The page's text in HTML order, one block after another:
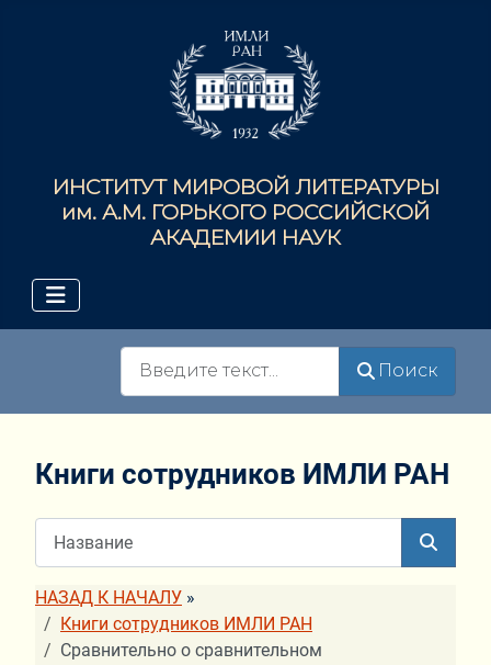
ИНСТИТУТ МИРОВОЙ ЛИТЕРАТУРЫ
им. А.М. ГОРЬКОГО РОССИЙСКОЙ
АКАДЕМИИ НАУК
Поиск
Книги сотрудников ИМЛИ РАН
НАЗАД К НАЧАЛУ »
Книги сотрудников ИМЛИ РАН
Сравнительно о сравнительном